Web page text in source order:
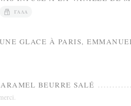
ΓΆΛΑ
GLACE À PARIS,
BEURRE SALÉ